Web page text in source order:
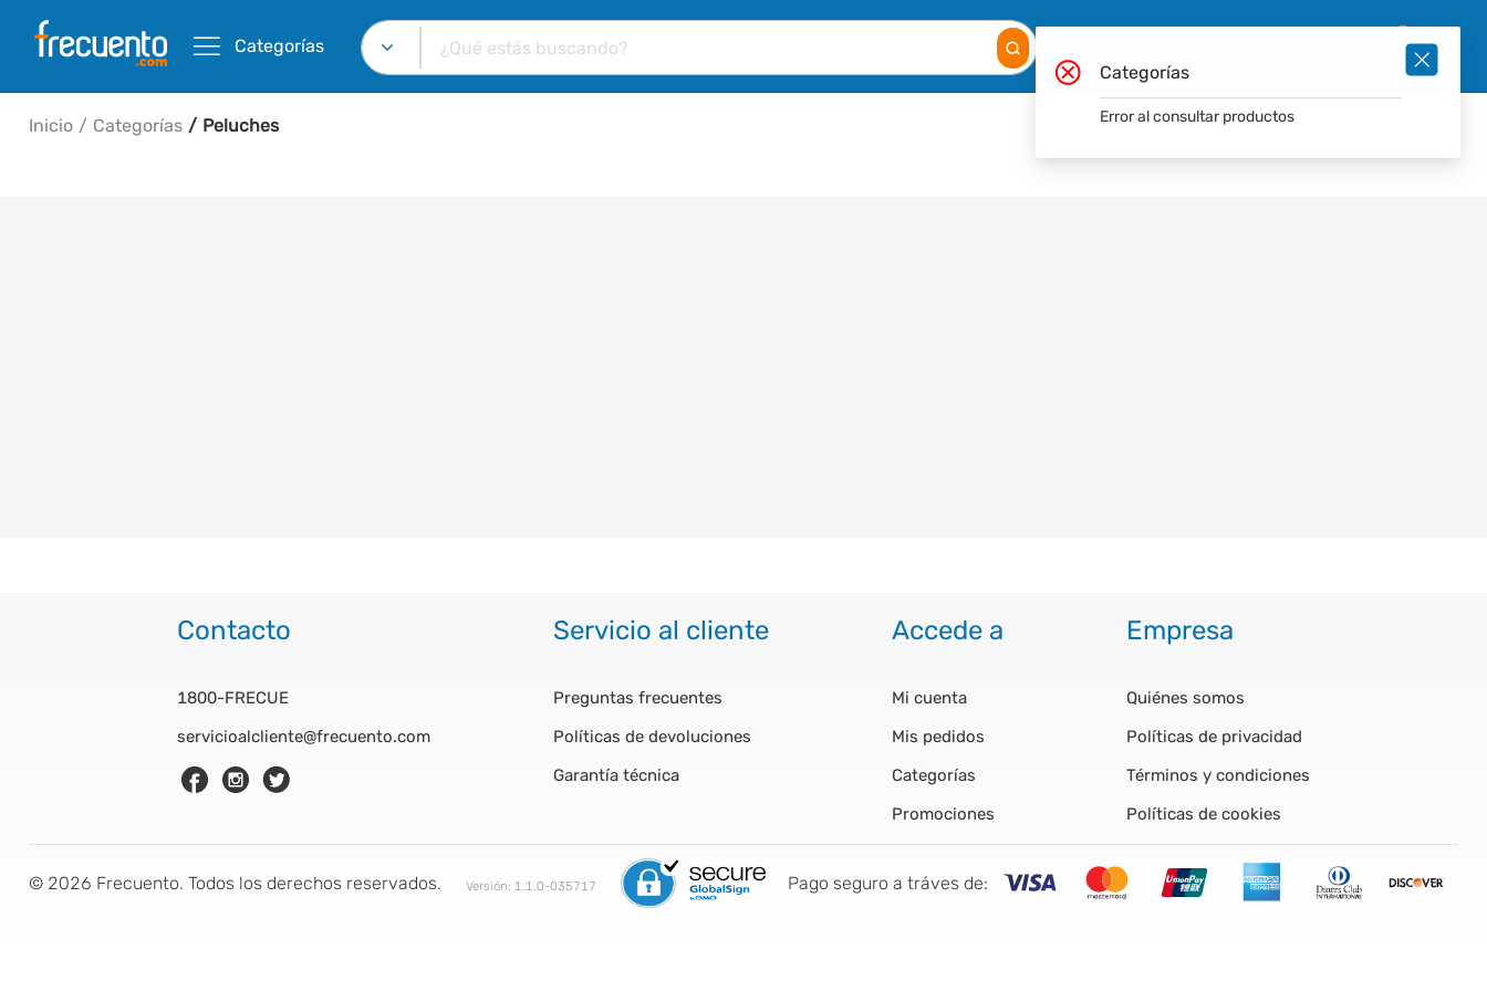
Categorías
Inicio Categorías Peluches
Contacto
1800-FRECUE
servicioalcliente@frecuento.com
Servicio al cliente
Preguntas frecuentes
Políticas de devoluciones
Garantía técnica
Accede a
Mi cuenta
Mis pedidos
Categorías
Promociones
Empresa
Quiénes somos
Políticas de privacidad
Términos y condiciones
Políticas de cookies
© 2026 Frecuento. Todos los derechos reservados. Versión: 1.1.0-035717 Pago seguro a tráves de: